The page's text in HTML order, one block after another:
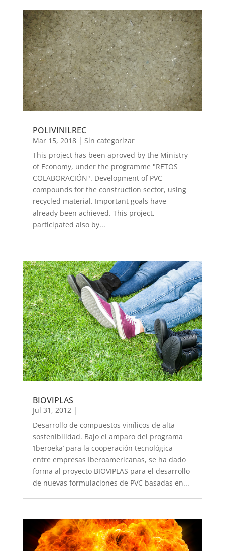
POLIVINILREC
Mar 15, 2018| Sin categorizar
This project has been aproved by the Ministry
of Economy, under the programme "RETOS
COLABORACIÓN". Development of PVC
compounds for the construction sector, using
recycled material. Important goals have
already been achieved. This project,
participated also by...
BIOVIPLAS
Jul 31, 2012|
Desarrollo de compuestos vinílicos de alta
sostenibilidad. Bajo el amparo del programa
‘Iberoeka’ para la cooperación tecnológica
entre empresas Iberoamericanas, se ha dado
forma al proyecto BIOVIPLAS para el desarrollo
de nuevas formulaciones de PVC basadas en...